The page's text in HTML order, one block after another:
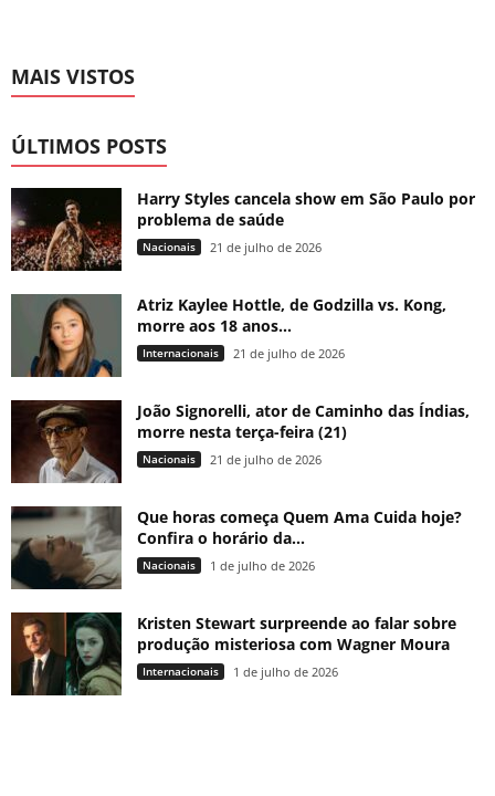
MAIS VISTOS
ÚLTIMOS POSTS
Harry Styles cancela show em São Paulo por
problema de saúde
Nacionais 21 de julho de 2026
Atriz Kaylee Hottle, de Godzilla vs. Kong,
morre aos 18 anos...
Internacionais 21 de julho de 2026
João Signorelli, ator de Caminho das Índias,
morre nesta terça-feira (21)
Nacionais 21 de julho de 2026
Que horas começa Quem Ama Cuida hoje?
Confira o horário da...
Nacionais 1 de julho de 2026
Kristen Stewart surpreende ao falar sobre
produção misteriosa com Wagner Moura
Internacionais 1 de julho de 2026